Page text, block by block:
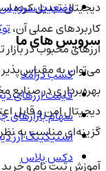
دیجیتال تبدیل کرده
کاربردهای عملی آن،
ارزهای محبوب در بازار
می‌توان به
بهره‌برداری در صنایع
دیجیتال امن و قابل
گزینه‌ای مناسب به
آموزش ثبت نام و
وضعیت سرویس
سرویس های ما
کسب درآمد
قیمت ارزهای
سهام بازارهای
استیکینگ ارز
دکس پلاس